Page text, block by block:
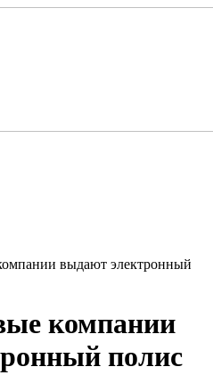
выдают электронный
компании
полис